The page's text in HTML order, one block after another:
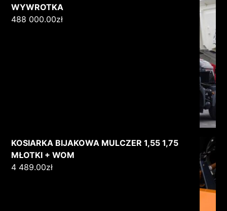
WYWROTKA
488 000.00zł
KOSIARKA BIJAKOWA MULCZER 1,55 1,75
MŁOTKI + WOM
4 489.00zł